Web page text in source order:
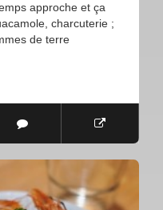
approche et ça
charcuterie ;
de terre